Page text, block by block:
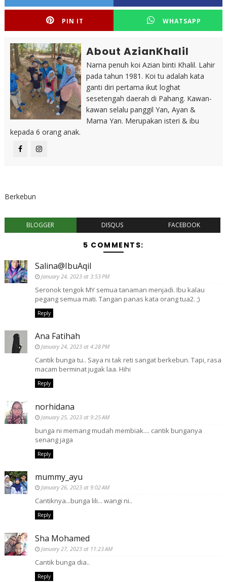
PIN IT WHATSAPP
About AzianKhalil
Nama penuh koi Azian binti Khalil. Lahir
pada tahun 1981. Koi tu adalah kata
ganti diri pertama ikut loghat
sesetengah daerah di Pahang. Kawan-
kawan selalu panggil Yan, Ayan &
Mama Yan. Merupakan isteri & ibu
kepada 6 orang anak.
Berkebun
BLOGGER DISQUS FACEBOOK
5 COMMENTS:
Salina@IbuAqil
January 24, 2023 at 3:53 PM
Seronok tengok MY semua tanaman menjadi. Ibu kalau
pegang semua mati. Tangan panas kata orang tua2. ;)
Reply
Ana Fatihah
January 24, 2023 at 4:28 PM
Cantik bunga tu.. Saya ni tak reti sangat berkebun. Tapi, rasa
macam berminat jugak laa. Hihi
Reply
norhidana
January 25, 2023 at 9:25 AM
bunga ni memang mudah membiak.... cantik bunganya
senang jaga
Reply
mummy_ayu
January 26, 2023 at 9:02 AM
Cantiknya...bunga lili... wangi ni..
Reply
Sha Mohamed
January 27, 2023 at 11:23 AM
Cantik bunga dia..
Reply